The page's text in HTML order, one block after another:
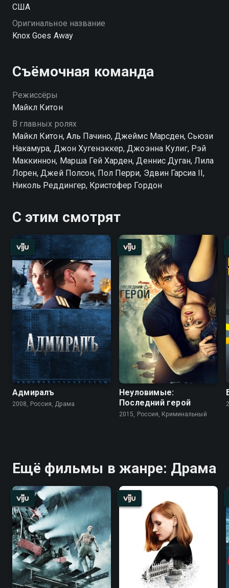
США
Оригинальное название
Knox Goes Away
Съёмочная команда
Режиссёры
Майкл Китон
В главных ролях
Майкл Китон, Аль Пачино, Джеймс Марсден, Сьюзи
Накамура, Джон Хугенэккер, Джоэнна Кулиг, Рэй
Маккиннон, Марша Гей Харден, Деннис Дуган, Лила
Лорен, Джей Полсон, Пол Перри, Эдвин Гарсиа II,
Николь Реддингер, Кристофер Гордон
С этим смотрят
Адмиралъ
2008, Россия, Драма
Неуловимые:
Последний герой
2015, Россия, Криминальный
Ещё фильмы в жанре: Драма